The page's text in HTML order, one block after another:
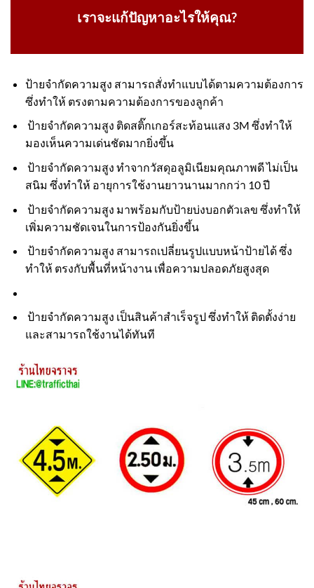
เราจะแก้ปัญหาอะไรให้คุณ?
ป้ายจำกัดความสูง สามารถสั่งทำแบบได้ตามความต้องการ
ซึ่งทำให้ ตรงตามความต้องการของลูกค้า
ป้ายจำกัดความสูง ติดสติ๊กเกอร์สะท้อนแสง 3M ซึ่งทำให้
มองเห็นความเด่นชัดมากยิ่งขึ้น
ป้ายจำกัดความสูง ทำจากวัสดุอลูมิเนียมคุณภาพดี ไม่เป็น
สนิม ซึ่งทำให้ อายุการใช้งานยาวนานมากกว่า 10 ปี
ป้ายจำกัดความสูง มาพร้อมกับป้ายบ่งบอกตัวเลข ซึ่งทำให้
เพิ่มความชัดเจนในการป้องกันยิ่งขึ้น
ป้ายจำกัดความสูง สามารถเปลี่ยนรูปแบบหน้าป้ายได้ ซึ่ง
ทำให้ ตรงกับพื้นที่หน้างาน เพื่อความปลอดภัยสูงสุด
ป้ายจำกัดความสูง เป็นสินค้าสำเร็จรูป ซึ่งทำให้ ติดตั้งง่าย
และสามารถใช้งานได้ทันที